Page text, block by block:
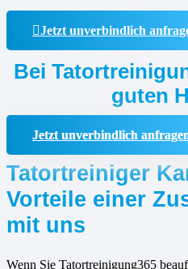
Jetzt unverbindlich
Bei
guten
Jetzt unverbindlich
Tatortreiniger
Vorteile einer
mit uns
Wenn Sie Tatortreinigung365